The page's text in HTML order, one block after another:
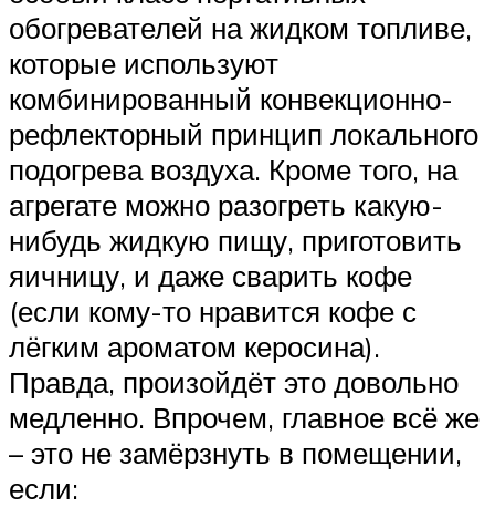
Меню
обогревателей на жидком топливе,
которые используют
комбинированный конвекционно-
рефлекторный принцип локального
подогрева воздуха. Кроме того, на
агрегате можно разогреть какую-
нибудь жидкую пищу, приготовить
яичницу, и даже сварить кофе
(если кому-то нравится кофе с
лёгким ароматом керосина).
Правда, произойдёт это довольно
медленно. Впрочем, главное всё же
– это не замёрзнуть в помещении,
если: